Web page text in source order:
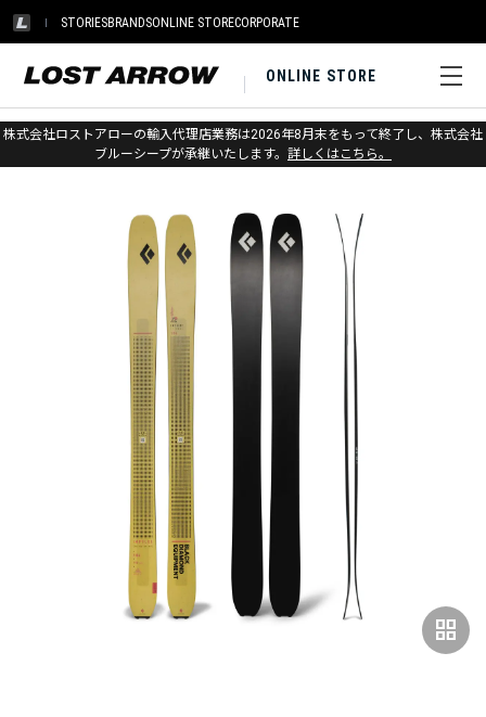
STORIESBRANDSONLINE STORECORPORATE
ONLINE STORE
株式会社ロストアローの輸入代理店業務は2026年8月末をもって終了し、株式会社
ブルーシープが承継いたします。 詳しくはこちら。
ホーム > ブラックダイヤモンド > スキー > スキー板
grid_view